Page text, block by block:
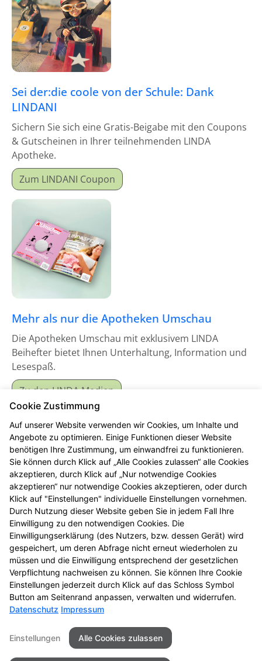
Sei der:die coole von der Schule: Dank
LINDANI
Sichern Sie sich eine Gratis-Beigabe mit den Coupons
& Gutscheinen in Ihrer teilnehmenden LINDA
Apotheke.
Zum LINDANI Coupon
Mehr als nur die Apotheken Umschau
Die Apotheken Umschau mit exklusivem LINDA
Beihefter bietet Ihnen Unterhaltung, Information und
Lesespaß.
Zu den LINDA Medien
Gesundheitstelefon
Hochwertige Beratung, anonym und kostenfrei
Zum Gesundheitstelefon
Seitenübersicht Kontakt
Impressum
Datenschutz
Barrierefreiheit
Cookie Zustimmung
Auf unserer Website verwenden wir Cookies, um Inhalte und
Angebote zu optimieren. Einige Funktionen dieser Website
benötigen Ihre Zustimmung, um einwandfrei zu funktionieren.
Sie können durch Klick auf „Alle Cookies zulassen“ alle Cookies
akzeptieren, durch Klick auf „Nur notwendige Cookies
akzeptieren“ nur notwendige Cookies akzeptieren, oder durch
Klick auf "Einstellungen" individuelle Einstellungen vornehmen.
Durch Nutzung dieser Website geben Sie in jedem Fall Ihre
Einwilligung zu den notwendigen Cookies. Die
Einwilligungserklärung (des Nutzers, bzw. dessen Gerät) wird
gespeichert, um deren Abfrage nicht erneut wiederholen zu
müssen und die Einwilligung entsprechend der gesetzlichen
Verpflichtung nachweisen zu können. Sie können Ihre Cookie
Einstellungen jederzeit durch Klick auf das Schloss Symbol
Button am Seitenrand anpassen, verwalten und widerrufen.
Datenschutz Impressum
Einstellungen Alle Cookies zulassen